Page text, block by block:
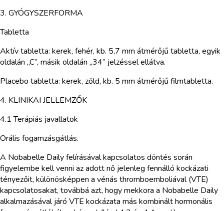
3. GYÓGYSZERFORMA
Tabletta
Aktív tabletta: kerek, fehér, kb. 5,7 mm átmérőjű tabletta, egyik
oldalán „C”, másik oldalán „34” jelzéssel ellátva.
Placebo tabletta: kerek, zöld, kb. 5 mm átmérőjű filmtabletta.
4. KLINIKAI JELLEMZŐK
4.1 Terápiás javallatok
Orális fogamzásgátlás.
A Nobabelle Daily felírásával kapcsolatos döntés során
figyelembe kell venni az adott nő jelenleg fennálló kockázati
tényezőit, különösképpen a vénás thromboemboliával (VTE)
kapcsolatosakat, továbbá azt, hogy mekkora a Nobabelle Daily
alkalmazásával járó VTE kockázata más kombinált hormonális